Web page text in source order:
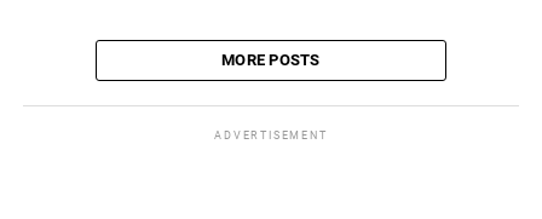
MORE POSTS
ADVERTISEMENT